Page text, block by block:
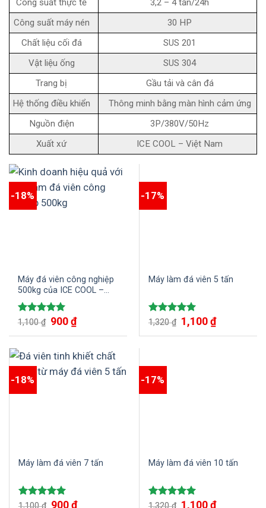
Công suất máy nén
30 HP
Chất liệu cối đá
SUS 201
Vật liệu ống
SUS 304
Trang bị
Gầu tải và cân đá
Hệ thống điều khiển
Thông minh bằng màn hình cảm ứng
Nguồn điện
3P/380V/50Hz
Xuất xứ
ICE COOL – Việt Nam
-18%
Máy đá viên công nghiệp
500kg của ICE COOL –
Bước tiến đột phá trong
sản xuất đá viên tinh khiết
Được xếp
1,100₫ 900₫
-17%
Máy làm đá viên 5 tấn
Được xếp
5.00
1,320₫ 1,100₫
-18%
Máy làm đá viên 7 tấn
Được xếp
1,100₫ 900₫
-17%
Máy làm đá viên 10 tấn
Được xếp
1,320₫ 1,100₫